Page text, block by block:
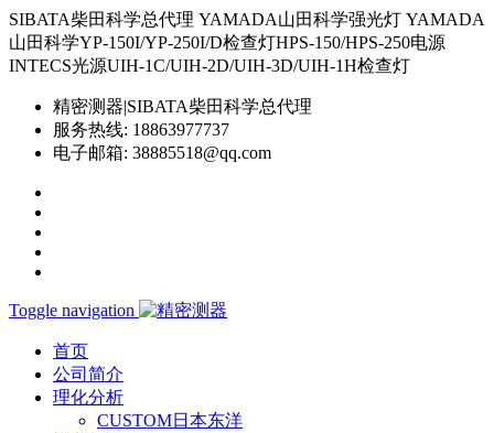
SIBATA柴田科学总代理 YAMADA山田科学强光灯 YAMADA
山田科学YP-150I/YP-250I/D检查灯HPS-150/HPS-250电源
INTECS光源UIH-1C/UIH-2D/UIH-3D/UIH-1H检查灯
精密测器|SIBATA柴田科学总代理
服务热线: 18863977737
电子邮箱: 38885518@qq.com
Toggle navigation
首页
公司简介
理化分析
CUSTOM日本东洋